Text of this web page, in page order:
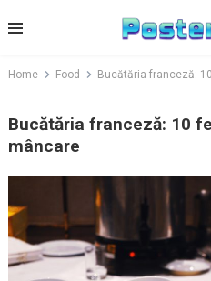
to
Home Food Bucătăria franceză:
Bucătăria franceză: 10
mâncare